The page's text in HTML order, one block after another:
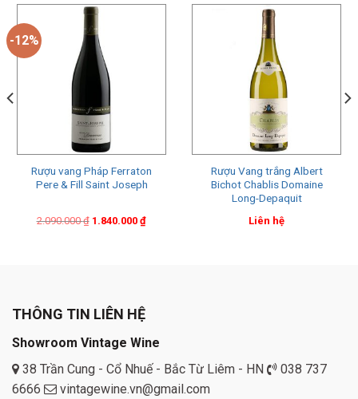
-12%
Rượu vang Pháp Ferraton
Pere & Fill Saint Joseph
2.090.000₫
Original
1.840.000₫
Current
Rượu Vang trắng Albert
Bichot Chablis Domaine
Long-Depaquit
Liên hệ
THÔNG TIN LIÊN HỆ
Showroom Vintage Wine
38 Trần Cung - Cổ Nhuế - Bắc Từ Liêm - HN
038 737
6666
vintagewine.vn@gmail.com